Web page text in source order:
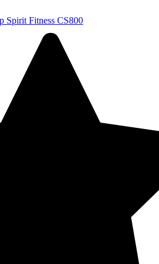
Spirit Fitness CS800